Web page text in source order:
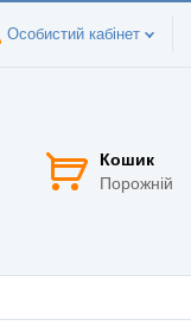
Особистий кабінет
Кошик
Порожній